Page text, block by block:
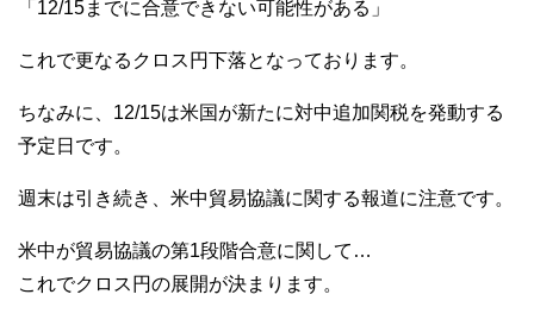
「12/15までに合意できない可能性がある」
これで更なるクロス円下落となっております。
ちなみに、12/15は米国が新たに対中追加関税を発動する
予定日です。
週末は引き続き、米中貿易協議に関する報道に注意です。
米中が貿易協議の第1段階合意に関して…
これでクロス円の展開が決まります。